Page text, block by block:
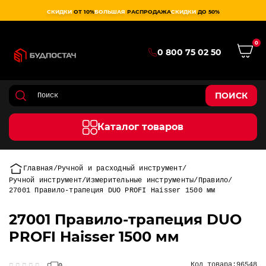
СКИДКИ ОТ 10%БОЛЬШАЯ РАСПРОДАЖАСКИДКИ ДО 50%
0 800 75 02 50
0
ПОИСК
Каталог товаров
Главная
Ручной и расходный инструмент
Ручной инструмент Измерительные инструменты
Правило
27001 Правило-трапеция DUO PROFI Haisser 1500 мм
27001 Правило-трапеция DUO
PROFI Haisser 1500 мм